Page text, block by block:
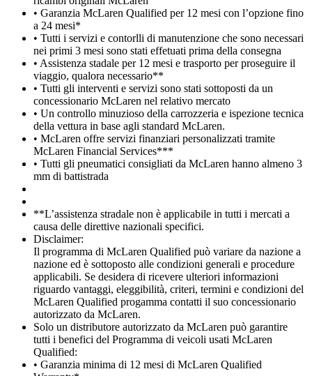
• Garanzia McLaren Qualified per 12 mesi con l’opzione fino
a 24 mesi*
• Tutti i servizi e contorlli di manutenzione che sono necessari
nei primi 3 mesi sono stati effetuati prima della consegna
• Assistenza stadale per 12 mesi e trasporto per proseguire il
viaggio, qualora necessario**
• Tutti gli interventi e servizi sono stati sottoposti da un
concessionario McLaren nel relativo mercato
• Un controllo minuzioso della carrozzeria e ispezione tecnica
della vettura in base agli standard McLaren.
• McLaren offre servizi finanziari personalizzati tramite
McLaren Financial Services***
• Tutti gli pneumatici consigliati da McLaren hanno almeno 3
mm di battistrada
**L’assistenza stradale non è applicabile in tutti i mercati a
causa delle direttive nazionali specifici.
Disclaimer:
Il programma di McLaren Qualified può variare da nazione a
nazione ed è sottoposto alle condizioni generali e procedure
applicabili. Se desidera di ricevere ulteriori informazioni
riguardo vantaggi, eleggibilità, criteri, termini e condizioni del
McLaren Qualified progamma contatti il suo concessionario
autorizzato da McLaren.
Solo un distributore autorizzato da McLaren può garantire
tutti i benefici del Programma di veicoli usati McLaren
Qualified:
• Garanzia minima di 12 mesi di McLaren Qualified